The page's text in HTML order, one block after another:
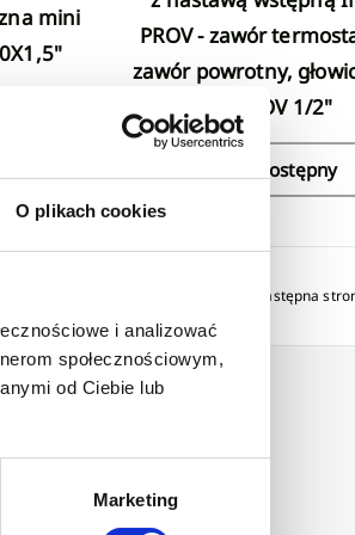
O plikach cookies
i analizować
społecznościowym,
od Ciebie lub
Marketing
PROV - zawór
zawór powrotny,
PROV 1/2"
Niedostępny
następna